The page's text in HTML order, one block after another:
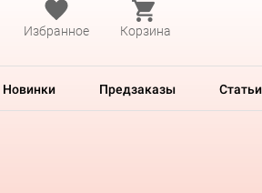
Избранное Корзина
Новинки Предзаказы Статьи